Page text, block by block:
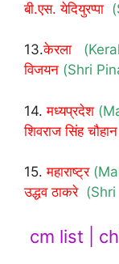
बी.एस. येदियुरप्पा
13.केरला
विजयन (Shri
14.मध्यप्रदेश
शिवराज सिंह चौहान
15. महाराष्ट्र
उद्धव ठाकरे
cm list |